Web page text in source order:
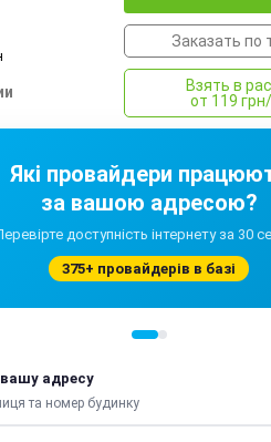
Заказать по
Взять в
от 119
Які провайдери
за вашою адресою?
доступність інтернету за 30
375+ провайдерів в базі
вашу адресу
та номер будинку